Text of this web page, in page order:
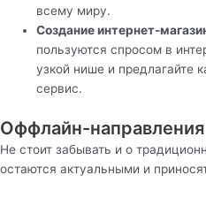
всему миру.
Создание интернет-
пользуются спросом в
узкой нише и предлагайте
сервис.
Оффлайн-направления
Не стоит забывать и о
остаются актуальными и